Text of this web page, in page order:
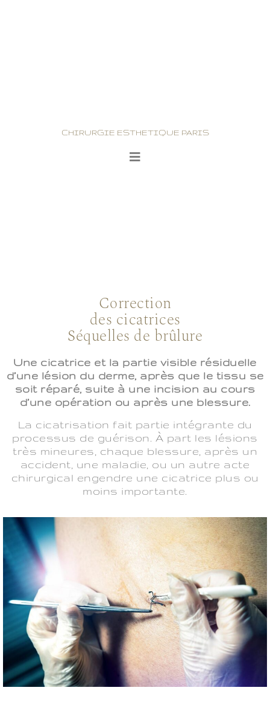
CHIRURGIE ESTHETIQUE PARIS
Correction
des cicatrices
Séquelles de brûlure
Une cicatrice et la partie visible résiduelle
d’une lésion du derme, après que le tissu se
soit réparé, suite à une incision au cours
d’une opération ou après une blessure.
La cicatrisation fait partie intégrante du
processus de guérison. À part les lésions
très mineures, chaque blessure, après un
accident, une maladie, ou un autre acte
chirurgical engendre une cicatrice plus ou
moins importante.